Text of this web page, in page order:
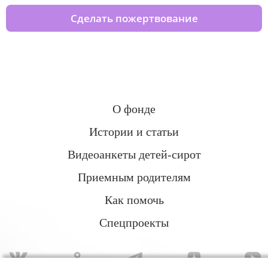
Сделать пожертвование
О фонде
Истории и статьи
Видеоанкеты детей-сирот
Приемным родителям
Как помочь
Спецпроекты